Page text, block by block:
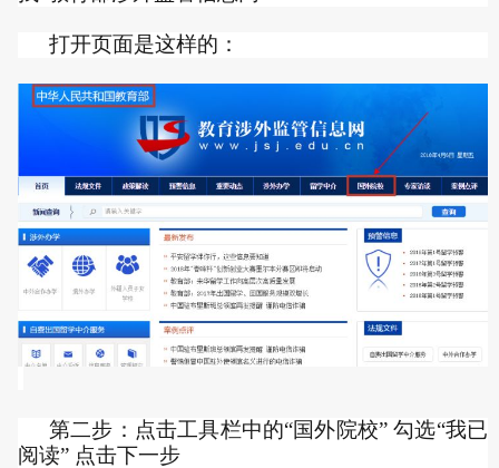
打开页面是这样的：
第二步：点击工具栏中的“国外院校” 勾选“我已
阅读” 点击下一步